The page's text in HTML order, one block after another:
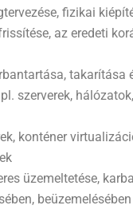
fizikai
az eredeti
takarítása
szerverek,
konténer
üzemeltetése,